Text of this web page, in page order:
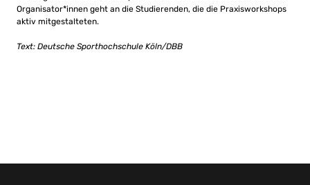
Organisator*innen geht an die Studierenden, die die Praxisworkshops
aktiv mitgestalteten.
Text: Deutsche Sporthochschule Köln/DBB